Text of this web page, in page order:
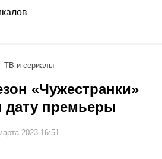
ТВ и сериалы
«Чужестранки»
дату премьеры
2023 16:51